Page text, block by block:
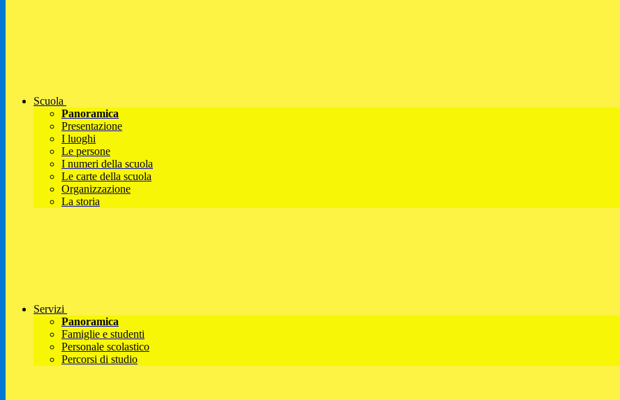
Scuola
Panoramica
Presentazione
I luoghi
Le persone
I numeri della scuola
Le carte della scuola
Organizzazione
La storia
Servizi
Panoramica
Famiglie e studenti
Personale scolastico
Percorsi di studio